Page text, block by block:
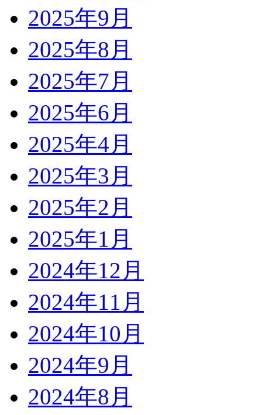
2025年9月
2025年8月
2025年7月
2025年6月
2025年4月
2025年3月
2025年2月
2025年1月
2024年12月
2024年11月
2024年10月
2024年9月
2024年8月